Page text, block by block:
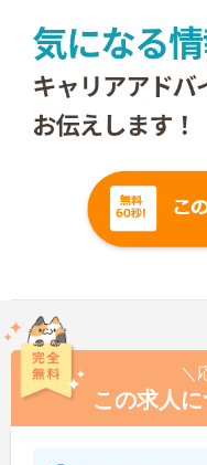
＼
この求人